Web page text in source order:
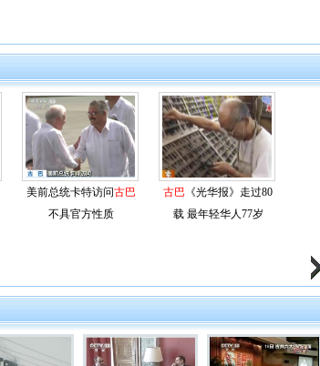
美前总统卡特访问古巴
不具官方性质
古巴 《光华报》走过80
载 最年轻华人77岁